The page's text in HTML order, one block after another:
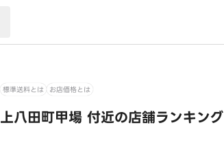
標準送料とは お店価格とは
上八田町甲場 付近の店舗ランキング